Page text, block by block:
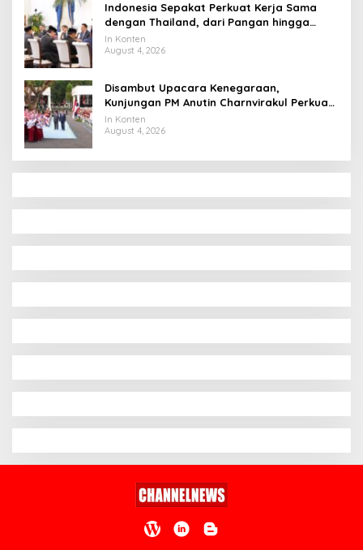
Indonesia Sepakat Perkuat Kerja Sama
dengan Thailand, dari Pangan hingga
Ekonomi Digital
In Konten
August 4, 2026
Disambut Upacara Kenegaraan,
Kunjungan PM Anutin Charnvirakul Perkuat
Hubungan Indonesia-Thailand
In Konten
August 4, 2026